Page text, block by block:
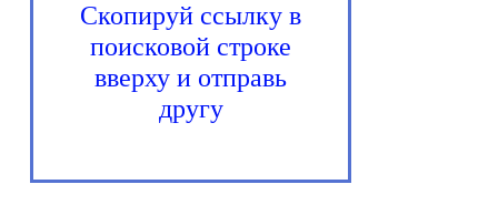
Скопируй ссылку в
поисковой строке
вверху и отправь
другу